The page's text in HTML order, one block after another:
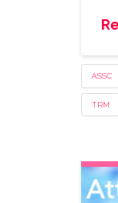
ASSC
TRM